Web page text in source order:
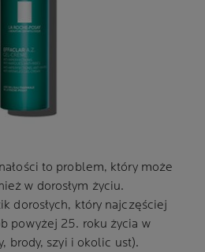
to problem, który może
w dorosłym życiu.
dorosłych, który najczęściej
powyżej 25. roku życia w
brody, szyi i okolic ust).